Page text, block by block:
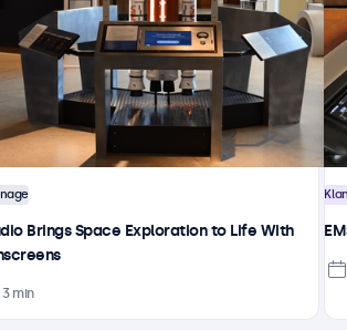
Brings Space Exploration to Life With
3 min